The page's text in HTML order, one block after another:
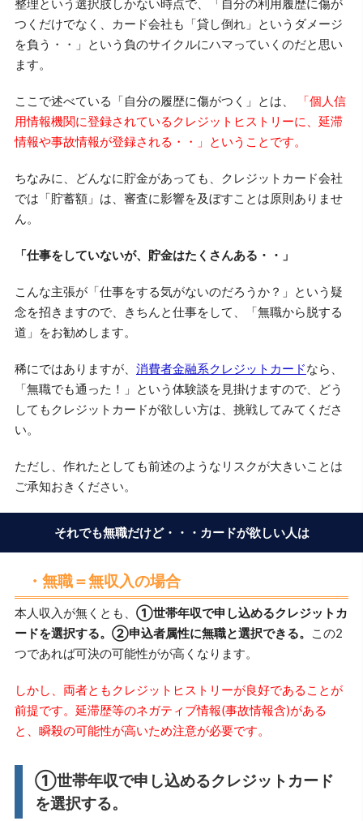
整理という選択肢しかない時点で、「自分の利用履歴に傷が
つくだけでなく、カード会社も「貸し倒れ」というダメージ
を負う・・」という負のサイクルにハマっていくのだと思い
ます。
ここで述べている「自分の履歴に傷がつく」とは、
「個人信
用情報機関に登録されているクレジットヒストリーに、延滞
情報や事故情報が登録される・・」ということです。
ちなみに、どんなに貯金があっても、クレジットカード会社
では「貯蓄額」は、審査に影響を及ぼすことは原則ありませ
ん。
「仕事をしていないが、貯金はたくさんある・・」
こんな主張が「仕事をする気がないのだろうか？」という疑
念を招きますので、きちんと仕事をして、「無職から脱する
道」をお勧めします。
稀にではありますが、 消費者金融系クレジットカードなら、
「無職でも通った！」という体験談を見掛けますので、どう
してもクレジットカードが欲しい方は、挑戦してみてくださ
い。
ただし、作れたとしても前述のようなリスクが大きいことは
ご承知おきください。
それでも無職だけど・・・カードが欲しい人は
・無職＝無収入の場合
本人収入が無くとも、 ①世帯年収で申し込めるクレジットカ
ードを選択する。②申込者属性に無職と選択できる。
この2
つであれば可決の可能性がが高くなります。
しかし、両者ともクレジットヒストリーが良好であることが
前提です。延滞歴等のネガティブ情報(事故情報含)がある
と、瞬殺の可能性が高いため注意が必要です。
①世帯年収で申し込めるクレジットカード
を選択する。